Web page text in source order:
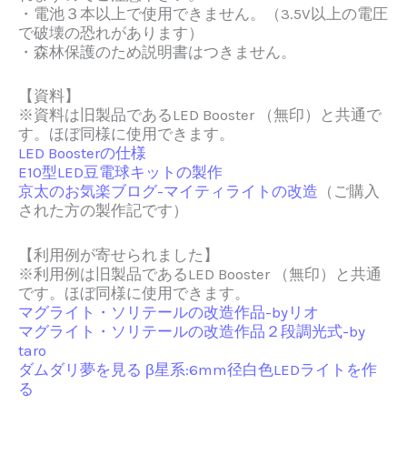
・電池３本以上で使用できません。（3.5V以上の電圧
で破壊の恐れがあります）
・森林保護のため説明書はつきません。
【資料】
※資料は旧製品であるLED Booster （無印）と共通で
す。ほぼ同様に使用できます。
LED Boosterの仕様
E10型LED豆電球キットの製作
京太のお気楽ブログ-マイティライトの改造 （ご購入
された方の製作記です）
【利用例が寄せられました】
※利用例は旧製品であるLED Booster （無印）と共通
です。ほぼ同様に使用できます。
マグライト・ソリテールの改造作品-byリオ
マグライト・ソリテールの改造作品２段調光式-by
taro
ダムダリ夢を見る β星系:6mm径白色LEDライトを作
る